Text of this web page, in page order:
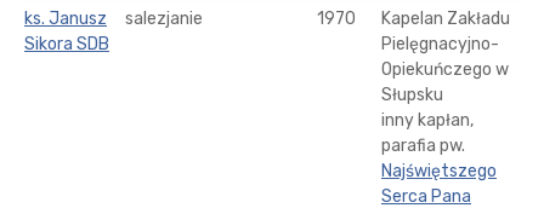
ks. Janusz
Sikora SDB
salezjanie 1970
Kapelan Zakładu
Pielęgnacyjno-
Opiekuńczego w
Słupsku
inny kapłan,
parafia pw.
Najświętszego
Serca Pana